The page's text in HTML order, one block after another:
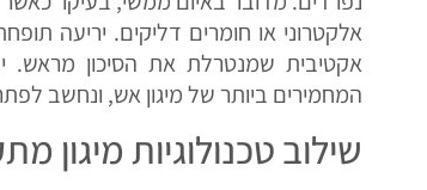
אלקטרוני או חומרים דליקים. יריעה
אקטיבית שמנטרלת את הסיכון מראש.
המחמירים ביותר של מיגון אש, ונחשב
שילוב טכנולוגיות מיגון